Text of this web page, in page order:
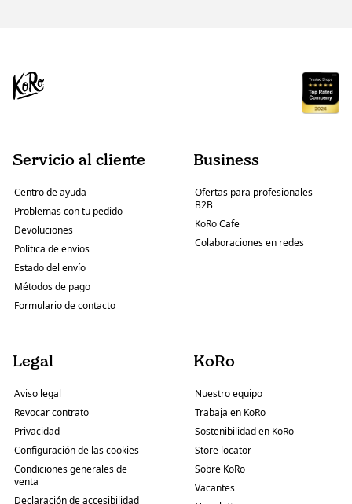
Servicio al cliente
Centro de ayuda
Problemas con tu pedido
Devoluciones
Política de envíos
Estado del envío
Métodos de pago
Formulario de contacto
Business
Ofertas para profesionales -
B2B
KoRo Cafe
Colaboraciones en redes
Legal
Aviso legal
Revocar contrato
Privacidad
Configuración de las cookies
Condiciones generales de
venta
Declaración de accesibilidad
KoRo
Nuestro equipo
Trabaja en KoRo
Sostenibilidad en KoRo
Store locator
Sobre KoRo
Vacantes